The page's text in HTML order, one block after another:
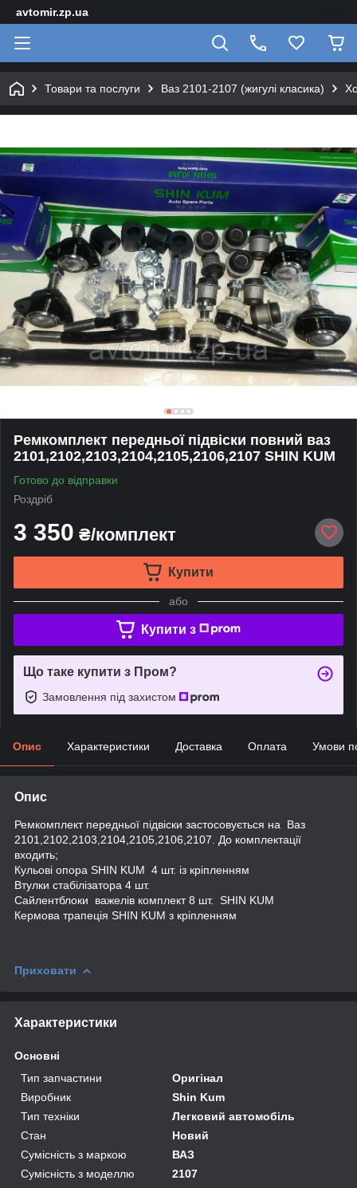
avtomir.zp.ua
Товари та послуги Ваз 2101-2107 (жигулі класика)
Ремкомплект передньої підвіски повний ваз
2101,2102,2103,2104,2105,2106,2107 SHIN KUM
Готово до відправки
Роздріб
3 350 ₴/комплект
Купити
або
Купити з
Що таке купити з Пром?
Замовлення під захистом
Опис Характеристики Доставка Оплата Умови
Опис
Ремкомплект передньої підвіски застосовується на Ваз
2101,2102,2103,2104,2105,2106,2107. До комплектації
входить;
Кульові опора SHIN KUM 4 шт. із кріпленням
Втулки стабілізатора 4 шт.
Сайлентблоки важелів комплект 8 шт. SHIN KUM
Кермова трапеція SHIN KUM з кріпленням
Приховати
Характеристики
Основні
Тип запчастини
Оригінал
Виробник
Shin Kum
Тип техніки
Легковий автомобіль
Стан
Новий
Сумісність з маркою
ВАЗ
Сумісність з моделлю
2107